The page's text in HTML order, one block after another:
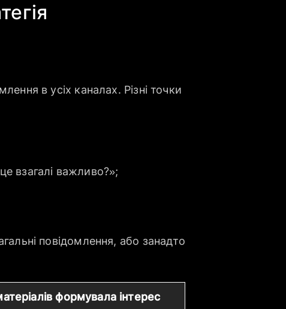
в усіх каналах. Різні точки
взагалі важливо?»;
повідомлення, або занадто
формувала інтерес